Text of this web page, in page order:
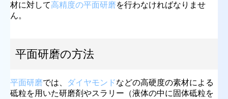
材に対して高精度の平面研磨を行わなければなりませ
ん。
平面研磨の方法
平面研磨では、 ダイヤモンドなどの高硬度の素材による
砥粒を用いた研磨剤やスラリー（液体の中に固体砥粒を